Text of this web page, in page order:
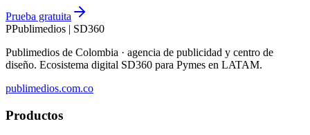
Prueba gratuita
PPublimedios | SD360
Publimedios de Colombia · agencia de publicidad y centro de
diseño. Ecosistema digital SD360 para Pymes en LATAM.
publimedios.com.co
Productos